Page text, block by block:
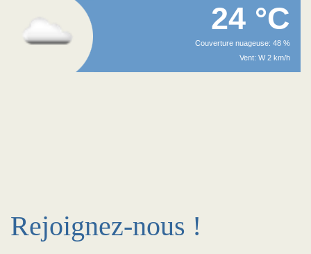
24 °C
Couverture nuageuse: 48 %
Vent: W 2 km/h
Rejoignez-nous !